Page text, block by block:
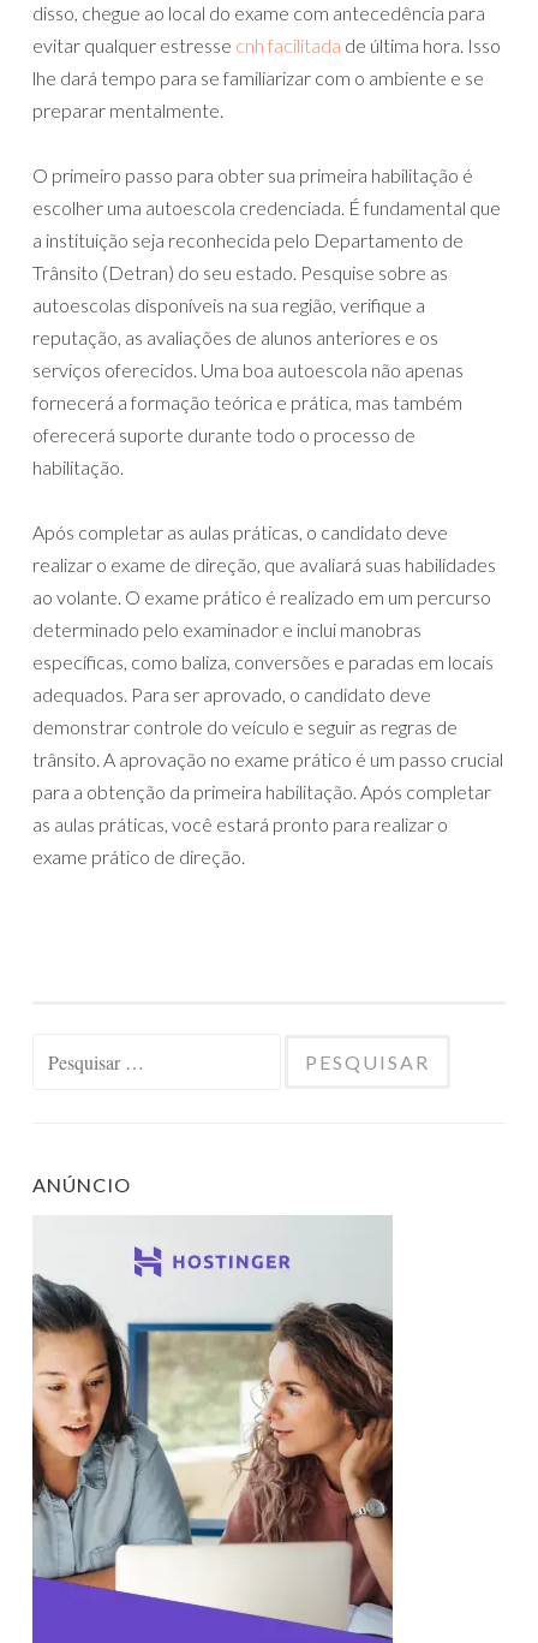
disso, chegue ao local do exame com antecedência para
evitar qualquer estresse cnh facilitada de última hora. Isso
lhe dará tempo para se familiarizar com o ambiente e se
preparar mentalmente.
O primeiro passo para obter sua primeira habilitação é
escolher uma autoescola credenciada. É fundamental que
a instituição seja reconhecida pelo Departamento de
Trânsito (Detran) do seu estado. Pesquise sobre as
autoescolas disponíveis na sua região, verifique a
reputação, as avaliações de alunos anteriores e os
serviços oferecidos. Uma boa autoescola não apenas
fornecerá a formação teórica e prática, mas também
oferecerá suporte durante todo o processo de
habilitação.
Após completar as aulas práticas, o candidato deve
realizar o exame de direção, que avaliará suas habilidades
ao volante. O exame prático é realizado em um percurso
determinado pelo examinador e inclui manobras
específicas, como baliza, conversões e paradas em locais
adequados. Para ser aprovado, o candidato deve
demonstrar controle do veículo e seguir as regras de
trânsito. A aprovação no exame prático é um passo crucial
para a obtenção da primeira habilitação. Após completar
as aulas práticas, você estará pronto para realizar o
exame prático de direção.
ANÚNCIO